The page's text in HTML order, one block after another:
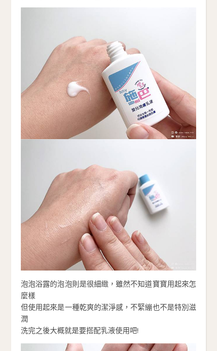
泡泡浴露的泡泡則是很細緻，雖然不知道寶寶用起來怎
麼樣
但使用起來是一種乾爽的潔淨感，不緊繃也不是特別滋
潤
洗完之後大概就是要搭配乳液使用吧!